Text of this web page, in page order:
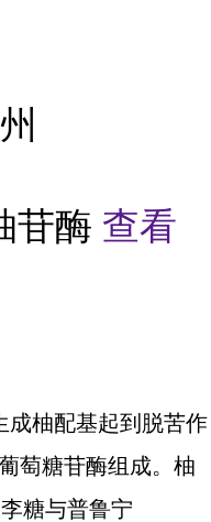
苷酶 查看
柚配基起到脱苦作
萄糖苷酶组成。柚
糖与普鲁宁